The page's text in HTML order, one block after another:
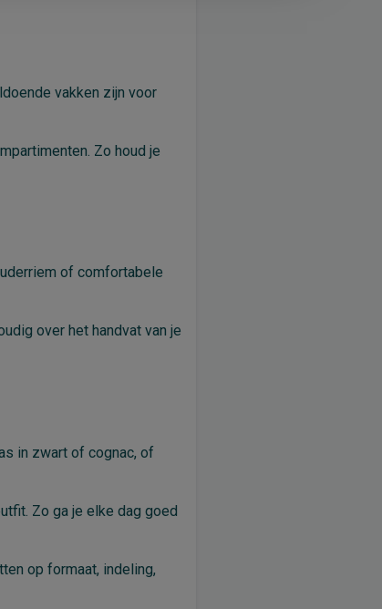
vakken zijn voor
Zo houd je
of comfortabele
over het handvat van je
in zwart of cognac, of
Zo ga je elke dag goed
op formaat, indeling,